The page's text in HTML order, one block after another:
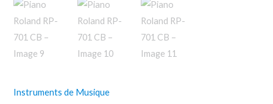
Instruments de Musique